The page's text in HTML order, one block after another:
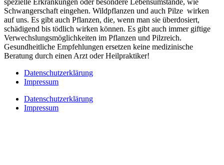
Schwangerschaft eingehen. Wildpflanzen und auch Pilze wirken
auf uns. Es gibt auch Pflanzen, die, wenn man sie überdosiert,
schädigend bis tödlich wirken können. Es gibt auch immer giftige
Verwechslungsmöglichkeiten im Pflanzen und Pilzreich.
Gesundheitliche Empfehlungen ersetzen keine medizinische
Beratung durch einen Arzt oder Heilpraktiker!
Datenschutzerklärung
Impressum
Datenschutzerklärung
Impressum